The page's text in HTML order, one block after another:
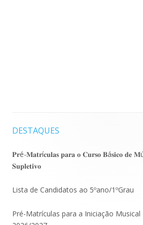
Barra
lateral
principal
DESTAQUES
𝐏𝐫é-𝐌𝐚𝐭𝐫í𝐜𝐮𝐥𝐚𝐬 𝐩𝐚𝐫𝐚 𝐨 𝐂𝐮𝐫𝐬𝐨 𝐁á𝐬𝐢𝐜𝐨 𝐝𝐞
𝐒𝐮𝐩𝐥𝐞𝐭𝐢𝐯𝐨
Lista de Candidatos ao 5ºano/1ºGrau
Pré-Matrículas para a Iniciação